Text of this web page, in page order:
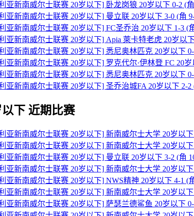
亚新南威尔士联赛 20岁以下] 卧龙岗狼 20岁以下 0-2 (
亚新南威尔士联赛 20岁以下] 曼立联 20岁以下 3-0 (角
亚新南威尔士联赛 20岁以下] FC圣乔治 20岁以下 1-3 (
亚新南威尔士联赛 20岁以下] Apia 萊卡特老虎 20岁以
亚新南威尔士联赛 20岁以下] 悉尼奥林匹克 20岁以下
亚新南威尔士联赛 20岁以下] 罗克代尔·伊林登 FC 20
亚新南威尔士联赛 20岁以下] 悉尼奥林匹克 20岁以下
亚新南威尔士联赛 20岁以下] 圣乔治城FA 20岁以下 2-
下 近期比赛
亚新南威尔士联赛 20岁以下] 新南威尔士大学 20岁以
亚新南威尔士联赛 20岁以下] 新南威尔士大学 20岁以
亚新南威尔士联赛 20岁以下] 曼立联 20岁以下 3-2 (角
亚新南威尔士联赛 20岁以下] 新南威尔士大学 20岁以
亚新南威尔士联赛 20岁以下] NWS精神 20岁以下 4-1
亚新南威尔士联赛 20岁以下] 新南威尔士大学 20岁以
亚新南威尔士联赛 20岁以下] 萨瑟兰德鲨鱼 20岁以下